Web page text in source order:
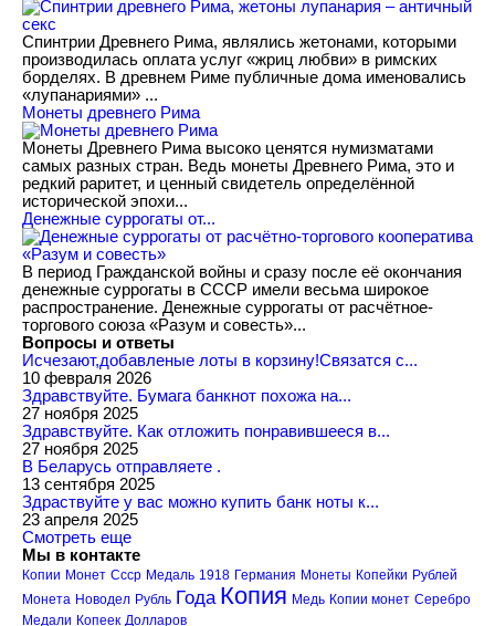
Спинтрии Древнего Рима, являлись жетонами, которыми
производилась оплата услуг «жриц любви» в римских
борделях. В древнем Риме публичные дома именовались
«лупанариями» ...
Монеты древнего Рима
Монеты Древнего Рима высоко ценятся нумизматами
самых разных стран. Ведь монеты Древнего Рима, это и
редкий раритет, и ценный свидетель определённой
исторической эпохи...
Денежные суррогаты от...
В период Гражданской войны и сразу после её окончания
денежные суррогаты в СССР имели весьма широкое
распространение. Денежные суррогаты от расчётное-
торгового союза «Разум и совесть»...
Вопросы и ответы
Исчезают,добавленые лоты в корзину!Связатся с...
10 февраля 2026
Здравствуйте. Бумага банкнот похожа на...
27 ноября 2025
Здравствуйте. Как отложить понравившееся в...
27 ноября 2025
В Беларусь отправляете .
13 сентября 2025
Здраствуйте у вас можно купить банк ноты к...
23 апреля 2025
Смотреть еще
Мы в контакте
Копии Монет Ссср Медаль 1918 Германия Монеты Копейки Рублей
Монета Новодел Рубль Года Копия Медь Копии монет Серебро
Медали Копеек Долларов